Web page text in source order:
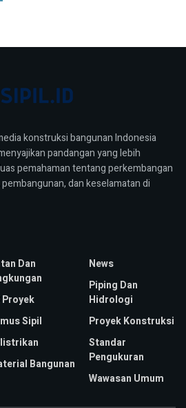
konstruksi bangunan Indonesia
pandangan yang lebih
pemahaman tentang perkembangan
dan keselamatan di
Dan
Proyek
Sipil
Bangunan
News
Piping Dan
Hidrologi
Proyek Konstruksi
Standar
Pengukuran
Wawasan Umum